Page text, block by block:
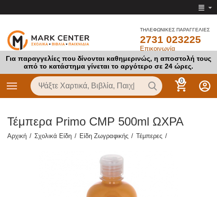
ΤΗΛΕΦΩΝΙΚΕΣ ΠΑΡΑΓΓΕΛΙΕΣ
2731 023225
Επικοινωνία
Για παραγγελίες που δίνονται καθημερινώς, η αποστολή τους
από το κατάστημα γίνεται το αργότερο σε 24 ώρες.
0
Τέμπερα Primo CMP 500ml ΩΧΡΑ
Αρχική / Σχολικά Είδη / Είδη Ζωγραφικής / Τέμπερες /